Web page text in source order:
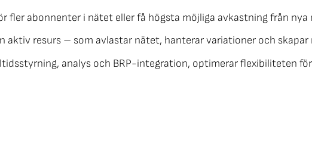
fler abonnenter i nätet eller få högsta möjliga avkastning från
aktiv resurs – som avlastar nätet, hanterar variationer och
analys och BRP-integration, optimerar flexibiliteten